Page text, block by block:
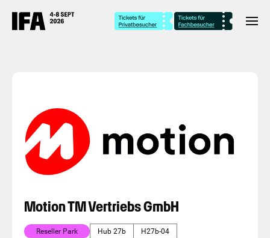
Motion TM Vertriebs GmbH
Reseller Park Hub 27b H27b-04